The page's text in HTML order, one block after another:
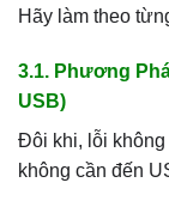
Hãy làm theo
3.1. Phương
USB)
Đôi khi, lỗi không
không cần đến